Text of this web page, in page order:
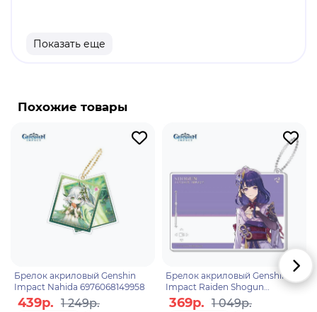
Оригинальный и официально лицензированный
Шарлотта - играбельный криоперсонаж.
всегда начеку в поисках эксклюзивной
информации. Неутомимая и неукротимая, она не
остановится, пока не узнает правду, даже если
это будет грозить ей опасностью.
Показать еще
Похожие товары
Брелок акриловый Genshin
Impact Nahida 6976068149958
439р. 1 249р.
Брелок акриловый Genshin
Impact Raiden Shogun
6942421104162
369р. 1 049р.